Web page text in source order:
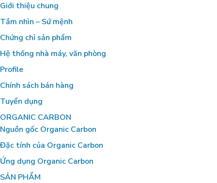
Giới thiệu chung
Tầm nhìn – Sứ mệnh
Chứng chỉ sản phẩm
Hệ thống nhà máy, văn phòng
Profile
Chính sách bán hàng
Tuyển dụng
ORGANIC CARBON
Nguồn gốc Organic Carbon
Đặc tính của Organic Carbon
Ứng dụng Organic Carbon
SẢN PHẨM